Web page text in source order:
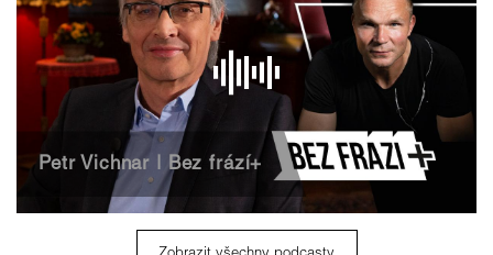
Petr Vichnar | Bez frází+